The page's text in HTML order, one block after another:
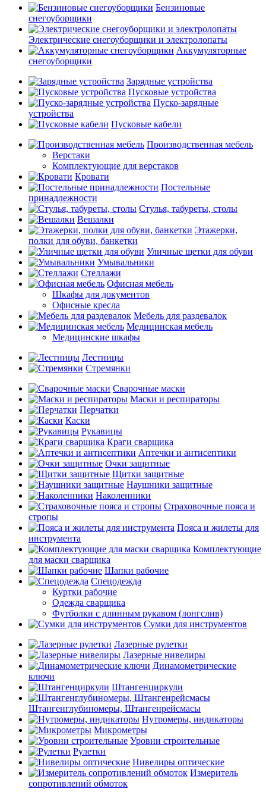
Бензиновые
снегоуборщики
Электрические снегоуборщики и электролопаты
Аккумуляторные
снегоуборщики
Зарядные устройства
Пусковые устройства
Пуско-зарядные
устройства
Пусковые кабели
Производственная мебель
Верстаки
Комплектующие для верстаков
Кровати
Постельные
принадлежности
Стулья, табуреты, столы
Вешалки
Этажерки,
полки для обуви, банкетки
Уличные щетки для обуви
Умывальники
Стеллажи
Офисная мебель
Шкафы для документов
Офисные кресла
Мебель для раздевалок
Медицинская мебель
Медицинские шкафы
Лестницы
Стремянки
Сварочные маски
Маски и респираторы
Перчатки
Каски
Рукавицы
Краги сварщика
Аптечки и антисептики
Очки защитные
Щитки защитные
Наушники защитные
Наколенники
Страховочные пояса и
стропы
Пояса и жилеты для
инструмента
Комплектующие
для маски сварщика
Шапки рабочие
Спецодежда
Куртки рабочие
Одежда сварщика
Футболки с длинным рукавом (лонгслив)
Сумки для инструментов
Лазерные рулетки
Лазерные нивелиры
Динамометрические
ключи
Штангенциркули
Штангенглубиномеры, Штангенрейсмасы
Нутромеры, индикаторы
Микрометры
Уровни строительные
Рулетки
Нивелиры оптические
Измеритель
сопротивлений обмоток